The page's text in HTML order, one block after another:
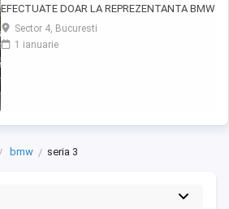
EFECTUATE DOAR LA REPREZENTANTA BMW
CUTIE AUTOMATA 8+1 TREPTE 3 moduri
condus AUTOHOLD ASISTENT PLECARE DIN
RAMPA Camera frontala parbriz asistenta
Sector 4, Bucuresti
1 ianuarie
bmw seria 3